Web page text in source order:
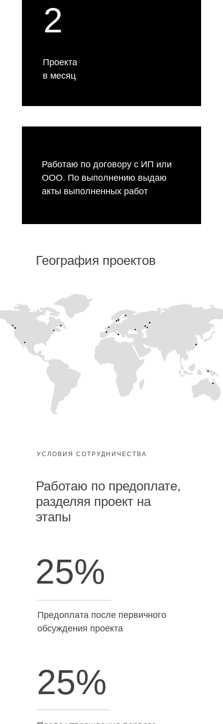
Работаю по договору с ИП или
ООО. По выполнению выдаю
акты выполненных работ
2
Проекта
в месяц
География проектов
Работаю по предоплате,
разделяя проект на
этапы
УСЛОВИЯ СОТРУДНИЧЕСТВА
25%
Предоплата после первичного
обсуждения проекта
25%